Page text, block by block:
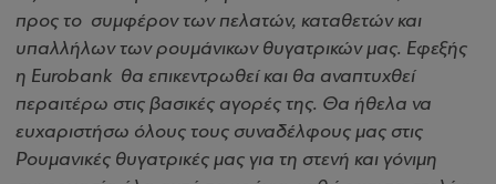
προς το συμφέρον των πελατών, καταθετών και
υπαλλήλων των ρουμάνικων θυγατρικών μας. Εφεξής
η Eurobank θα επικεντρωθεί και θα αναπτυχθεί
περαιτέρω στις βασικές αγορές της. Θα ήθελα να
ευχαριστήσω όλους τους συναδέλφους μας στις
Ρουμανικές θυγατρικές μας για τη στενή και γόνιμη